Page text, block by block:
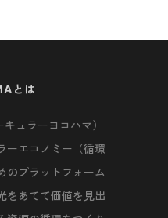
とは
ュラーヨコハマ）
ーエコノミー（循環
のプラットフォーム
をあてて価値を見出